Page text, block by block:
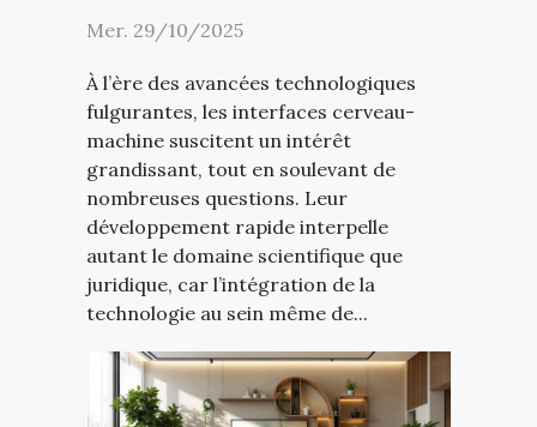
Mer. 29/10/2025
À l’ère des avancées technologiques
fulgurantes, les interfaces cerveau-
machine suscitent un intérêt
grandissant, tout en soulevant de
nombreuses questions. Leur
développement rapide interpelle
autant le domaine scientifique que
juridique, car l’intégration de la
technologie au sein même de...